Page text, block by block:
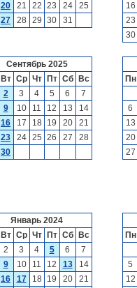
20 21 22 23 24
25
27 28 29 30 31
16
23
30
Сентябрь 2025
Вт Ср Чт Пт Сб
Вс
2 3 4 5 6
7
9 10 11 12 13
14
16 17 18 19 20
21
23 24 25 26 27
28
30
Пн
6
13
20
27
Январь 2024
Вт Ср Чт Пт Сб
Вс
2 3 4 5 6
7
9 10 11 12 13
14
16 17 18 19 20
21
Пн
5
12